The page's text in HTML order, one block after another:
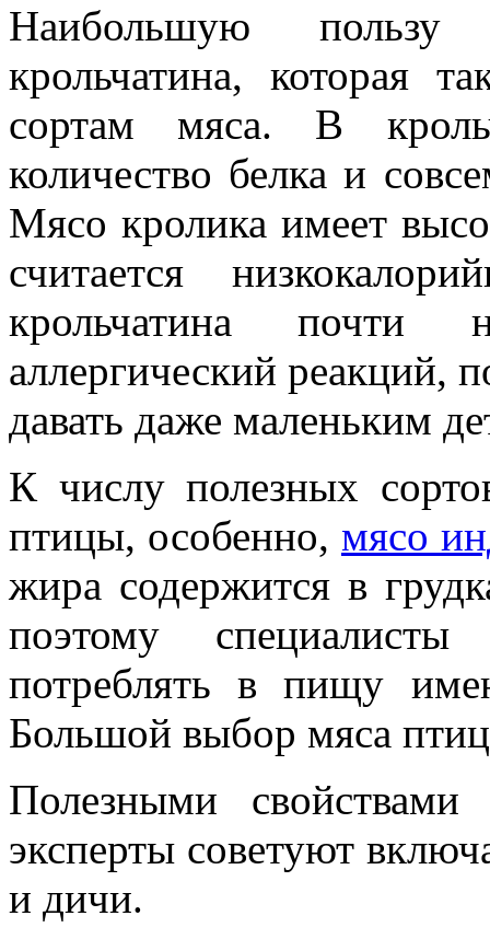
Наибольшую пользу
крольчатина, которая
сортам мяса. В
количество белка и
Мясо кролика имеет
считается
крольчатина почти
аллергический реакций,
давать даже маленьким
К числу полезных
птицы, особенно, мясо
жира содержится в
поэтому
потреблять в пищу
Большой выбор мяса
Полезными
эксперты советуют
и дичи.